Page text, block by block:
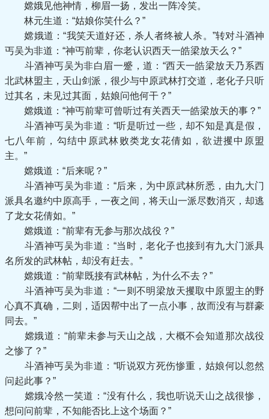
嫦娥见他神情，柳眉一扬，发出一阵冷笑。
林元生道：“姑娘你笑什么？”
嫦娥道：“我笑天道好还，杀人者终被人杀。”转对斗酒神
丐吴为非道：“神丐前辈，你老认识西天一皓梁放天么？”
斗酒神丐吴为非白眉一蹙，道：“西天一皓梁放天乃系西
北武林盟主，天山剑派，很少与中原武林打交道，老化子只听
过其名，未见过其面，姑娘问他何干？”
嫦娥道：“神丐前辈可曾听过有关西天一皓梁放天的事？”
斗酒神丐吴为非道：“听是听过一些，却不知是真是假，
七八年前，勾结中原武林败类龙女花倩如，欲进攫中原盟
主。”
嫦娥道：“后来呢？”
斗酒神丐吴为非道：“后来，为中原武林所悉，由九大门
派具名邀约中原高手，一夜之间，将天山一派尽数消灭，却逃
了龙女花倩如。”
嫦娥道：“前辈有无参与那次战役？”
斗酒神丐吴为非道：“当时，老化子也接到有九大门派具
名所发的武林帖，却没有赶去。”
嫦娥道：“前辈既接有武林帖，为什么不去？”
斗酒神丐吴为非道：“一则不明梁放天攫取中原盟主的野
心真不真确，二则，适因帮中出了一点小事，故而没有与群豪
同去。”
嫦娥道：“前辈未参与天山之战，大概不会知道那次战役
之惨了？”
斗酒神丐吴为非道：“听说双方死伤惨重，姑娘何以忽然
问起此事？”
嫦娥冷然一笑道：“没有什么，我也听说天山之战很惨，
想问问前辈，不知能否比上这个场面？”